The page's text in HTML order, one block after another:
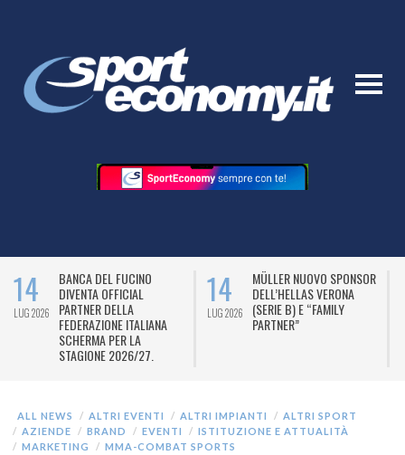
14
LUG 2026
BANCA DEL FUCINO
DIVENTA OFFICIAL
PARTNER DELLA
FEDERAZIONE ITALIANA
SCHERMA PER LA
STAGIONE 2026/27.
14
LUG 2026
MÜLLER NUOVO SPONSOR
DELL’HELLAS VERONA
(SERIE B) E “FAMILY
PARTNER”
ALL NEWS ALTRI EVENTI ALTRI IMPIANTI
ALTRI SPORT
AZIENDE
BRAND EVENTI
ISTITUZIONE E ATTUALITÀ
MARKETING
MMA-COMBAT SPORTS